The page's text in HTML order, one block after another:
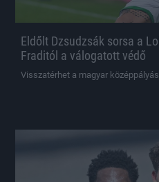
Eldőlt Dzsudzsák sorsa a
Fraditól a válogatott védő
Visszatérhet a magyar